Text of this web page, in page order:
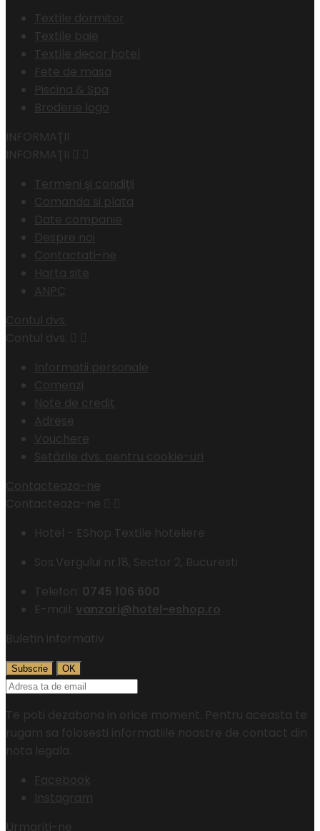
Textile dormitor
Textile baie
Textile decor hotel
Fete de masa
Piscina & Spa
Broderie logo
INFORMAŢII
INFORMAŢII
Termeni şi condiţii
Comanda si plata
Date companie
Despre noi
Contactati-ne
Harta site
ANPC
Contul dvs.
Contul dvs.
Informatii personale
Comenzi
Note de credit
Adrese
Vouchere
Setările dvs. pentru cookie-uri
Contacteaza-ne
Contacteaza-ne
Hotel - EShop Textile hoteliere
Sos.Vergului nr.18, Sector 2, Bucuresti
Telefon: 0745 106 600
E-mail: vanzari@hotel-eshop.ro
Buletin informativ
Te poti dezabona in orice moment. Pentru aceasta te
rugam sa folosesti informatiile noastre de contact din
nota legala.
Facebook
Instagram
Urmariti-ne